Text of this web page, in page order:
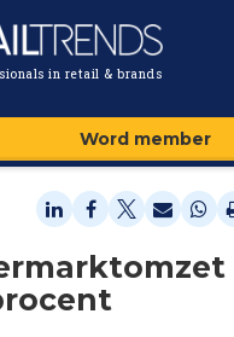
in retail & brands
Word member